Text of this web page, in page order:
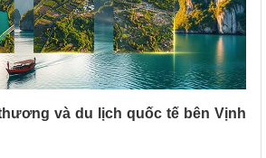
và du lịch quốc tế bên Vịnh